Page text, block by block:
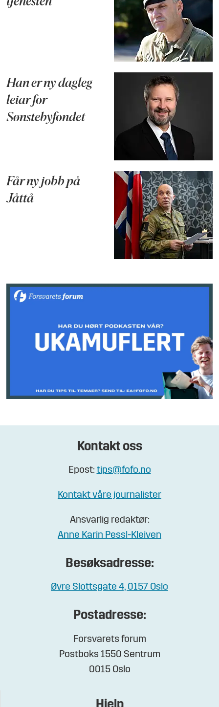
Han er ny dagleg
leiar for
Sønstebyfondet
Får ny jobb på
Jåttå
Kontakt oss
Epost: tips@fofo.no
Kontakt våre journalister
Ansvarlig redaktør:
Anne Karin Pessl-Kleiven
Besøksadresse:
Øvre Slottsgate 4, 0157 Oslo
Postadresse:
Forsvarets forum
Postboks 1550 Sentrum
0015 Oslo